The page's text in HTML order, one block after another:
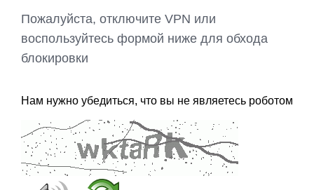
Пожалуйста, отключите VPN или
воспользуйтесь формой ниже для обхода
блокировки
Нам нужно убедиться, что вы не являетесь роботом